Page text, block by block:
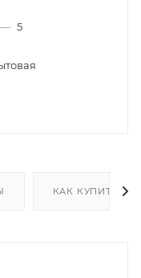
— 5
КАК КУПИТЬ